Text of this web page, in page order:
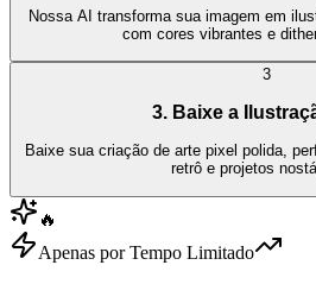
Nossa AI transforma sua imagem em
com cores vibrantes e
3
3. Baixe a
Baixe sua criação de arte pixel polida,
retrô e projetos
🔥
Apenas por Tempo Limitado